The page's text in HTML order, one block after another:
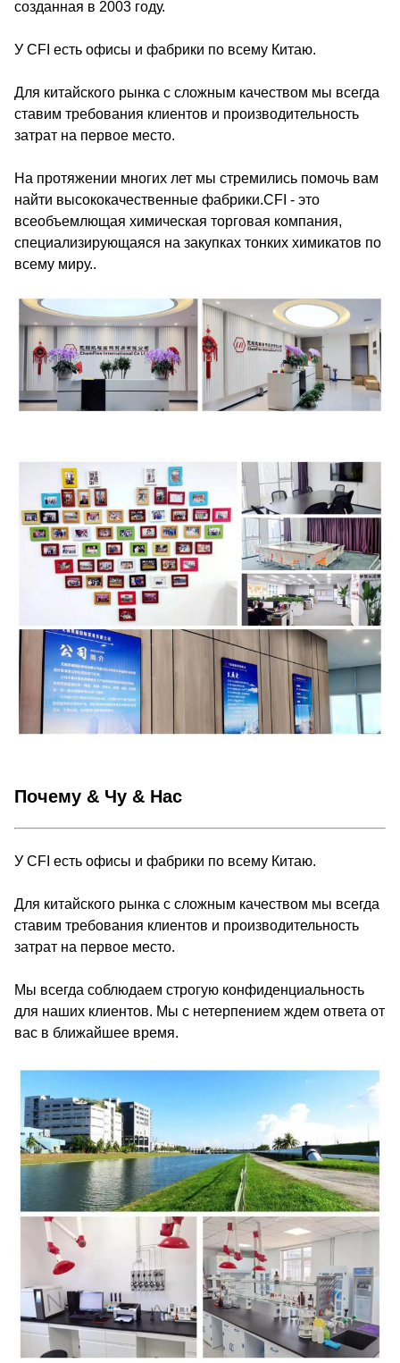
созданная в 2003 году.
У CFI есть офисы и фабрики по всему Китаю.
Для китайского рынка с сложным качеством мы всегда
ставим требования клиентов и производительность
затрат на первое место.
На протяжении многих лет мы стремились помочь вам
найти высококачественные фабрики.CFI - это
всеобъемлющая химическая торговая компания,
специализирующаяся на закупках тонких химикатов по
всему миру..
Почему & Чу & Нас
У CFI есть офисы и фабрики по всему Китаю.
Для китайского рынка с сложным качеством мы всегда
ставим требования клиентов и производительность
затрат на первое место.
Мы всегда соблюдаем строгую конфиденциальность
для наших клиентов. Мы с нетерпением ждем ответа от
вас в ближайшее время.